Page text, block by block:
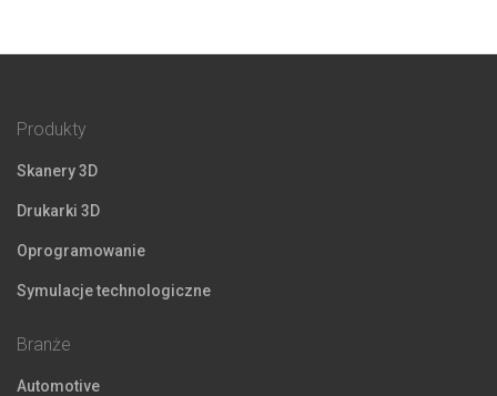
Produkty
Skanery 3D
Drukarki 3D
Oprogramowanie
Symulacje technologiczne
Branże
Automotive